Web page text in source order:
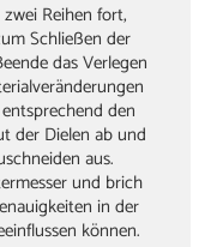
Reihen fort,
Schließen der
das Verlegen
den
der Dielen ab und
aus.
und brich
in der
können.